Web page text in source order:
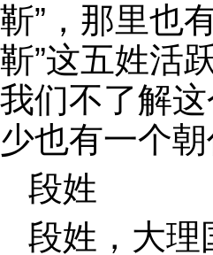
靳”，那里也
靳”这五姓活
我们不了解
少也有一个
段姓
段姓，大理